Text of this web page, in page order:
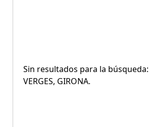
Sin resultados para la búsqueda:
VERGES, GIRONA.